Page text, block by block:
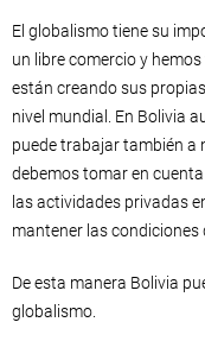
El globalismo tiene su
un libre comercio y
están creando sus
nivel mundial. En Bolivia
puede trabajar también a
debemos tomar en
las actividades privadas
mantener las condiciones
De esta manera Bolivia
globalismo.